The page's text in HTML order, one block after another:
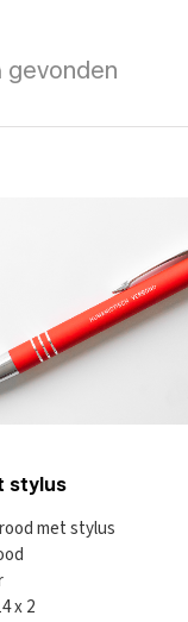
gevonden
stylus
met stylus
x 2